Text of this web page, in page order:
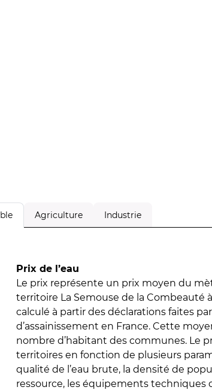
Agriculture Industrie
Prix de l’eau
Le prix représente un prix moyen du
territoire La Semouse de la Combeauté
calculé à partir des déclarations faites
d’assainissement en France. Cette
nombre d’habitant des communes. Le
territoires en fonction de plusieurs
qualité de l’eau brute, la densité de
ressource, les équipements techniques